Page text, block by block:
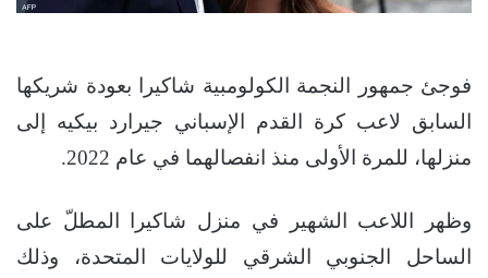
فوجئ جمهور النجمة الكولومبية شاكيرا بعودة شريكها
السابق لاعب كرة القدم الإسباني جيرارد بيكيه إلى
منزلها، للمرة الأولى منذ انفصالهما في عام 2022.
وظهر اللاعب الشهير في منزل شاكيرا المطلّ على
الساحل الجنوبي الشرقي للولايات المتحدة، وذلك